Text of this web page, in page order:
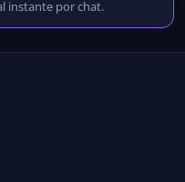
instante por chat.